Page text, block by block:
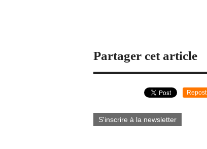
Partager cet article
Repost
S'inscrire à la newsletter